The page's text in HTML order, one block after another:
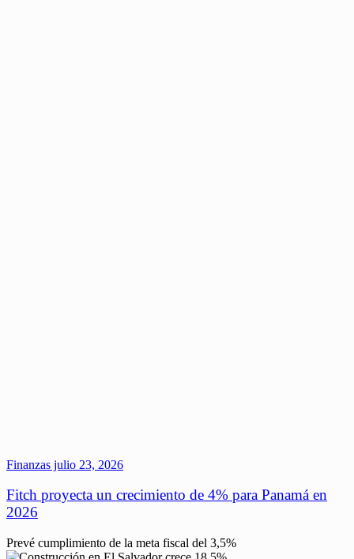
Finanzas julio 23, 2026
Fitch proyecta un crecimiento de 4% para Panamá en
2026
Prevé cumplimiento de la meta fiscal del 3,5%